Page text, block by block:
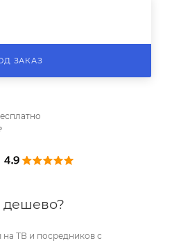
ЗАКАЗ
дешево?
ТВ и посредников с